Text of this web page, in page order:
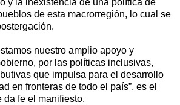
y la inexistencia de una política de
de esta macrorregión, lo cual se
nuestro amplio apoyo y
por las políticas inclusivas,
que impulsa para el desarrollo
en fronteras de todo el país”, es el
da fe el manifiesto.